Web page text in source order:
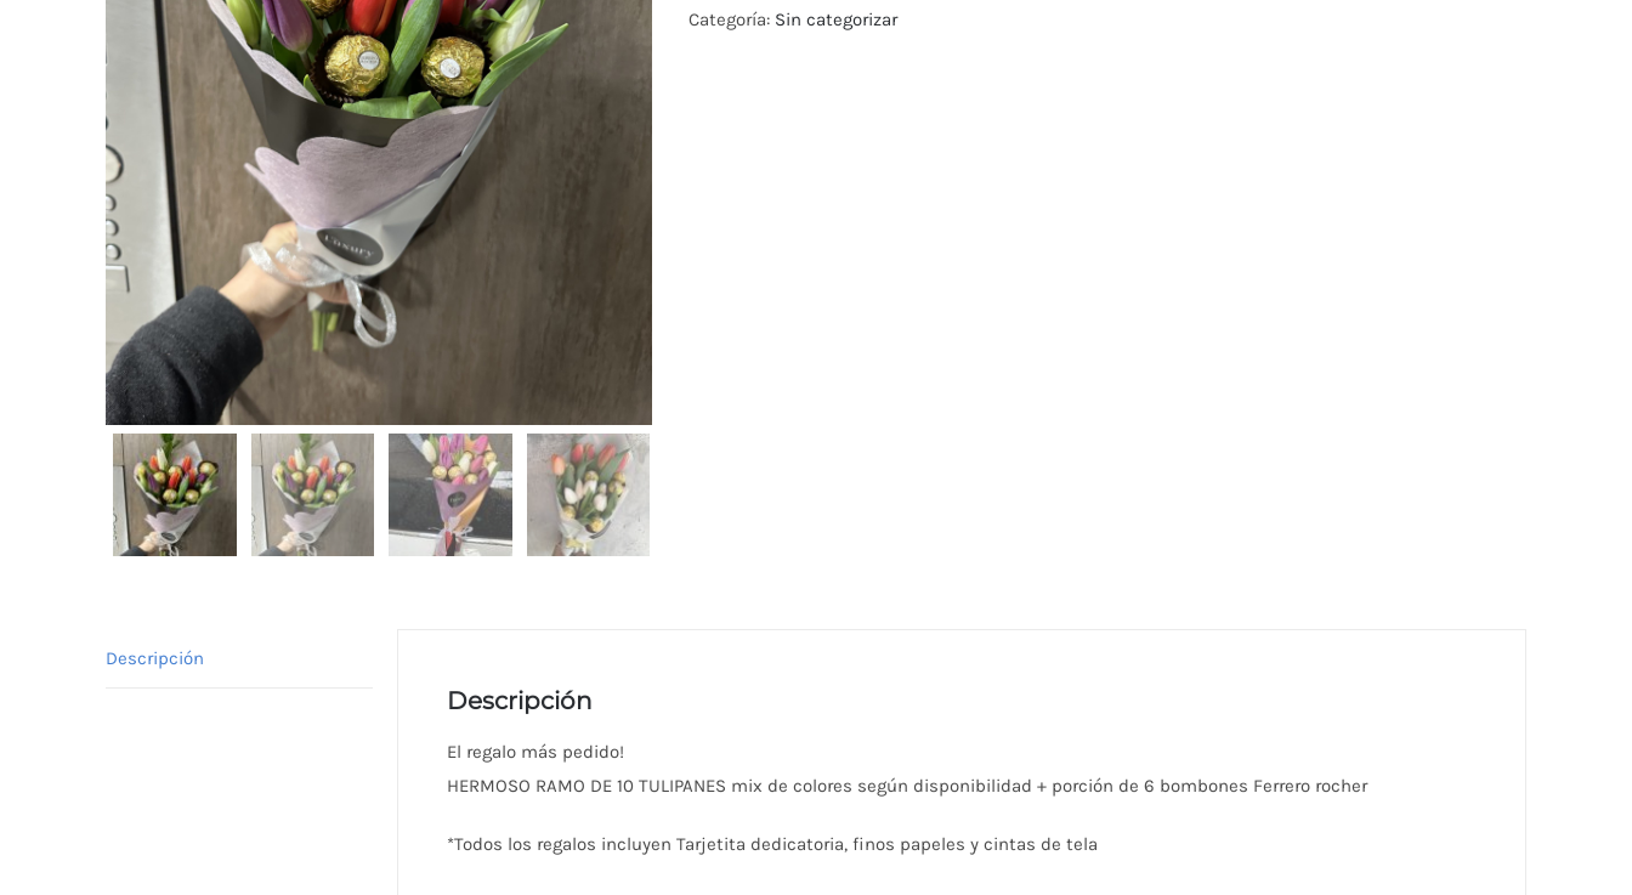
+
Categoría: Sin categorizar
Descripción
Descripción
El regalo más pedido!
HERMOSO RAMO DE 10 TULIPANES mix de colores según disponibilidad + porción de 6 bombones Ferrero rocher
*Todos los regalos incluyen Tarjetita dedicatoria, finos papeles y cintas de tela